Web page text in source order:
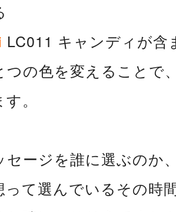
LC011 キャンディが含
つの色を変えることで
。
セージを誰に選ぶのか
って選んでいるその時